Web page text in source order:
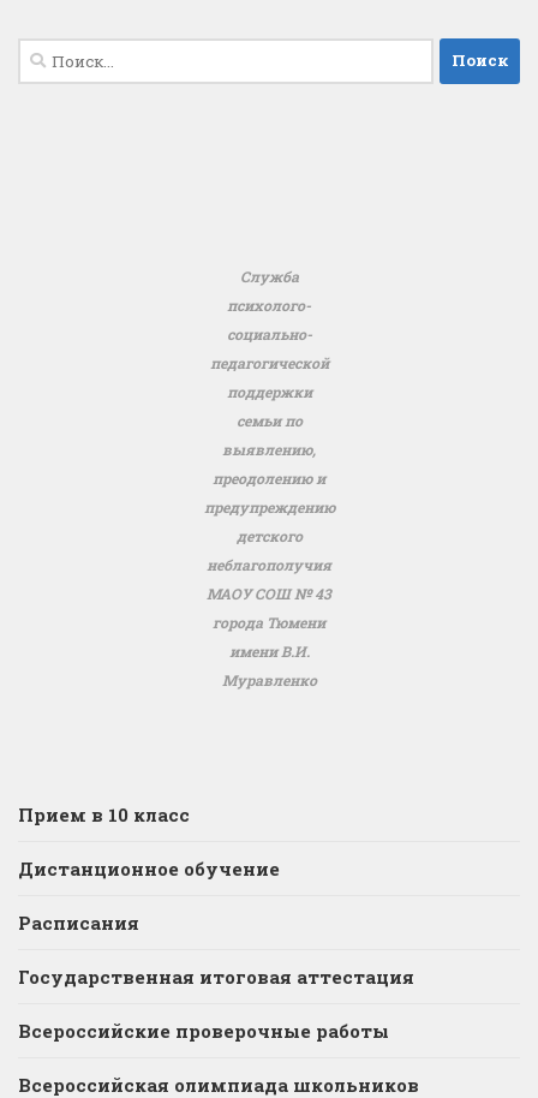
Найти:
Служба
психолого-
социально-
педагогической
поддержки
семьи по
выявлению,
преодолению и
предупреждению
детского
неблагополучия
МАОУ СОШ № 43
города Тюмени
имени В.И.
Муравленко
Прием в 10 класс
Дистанционное обучение
Расписания
Государственная итоговая аттестация
Всероссийские проверочные работы
Всероссийская олимпиада школьников